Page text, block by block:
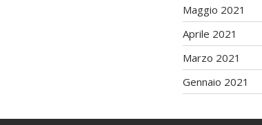
Maggio 2021
Aprile 2021
Marzo 2021
Gennaio 2021